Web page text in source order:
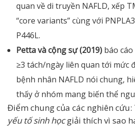
quan về di truyền NAFLD, xếp
“core variants” cùng với
P446L.
Petta và cộng sự (2019) báo
≥3 tách/ngày liên quan tới mức
bệnh nhân NAFLD nói chung,
thấy ở nhóm mang biến thể
Điểm chung của các nghiên cứu:
yếu tố sinh họcgiải thích vì sao